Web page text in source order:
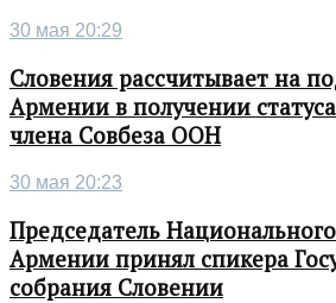
30 мая 20:29
Словения рассчитывает на
Армении в получении
члена Совбеза ООН
30 мая 20:23
Председатель
Армении принял спикера
собрания Словении